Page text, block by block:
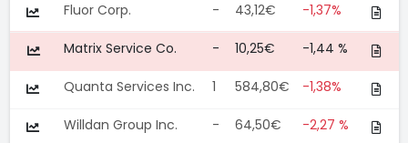
Fluor Corp. - 43,12€ -1,37%
Matrix Service Co. - 10,25€ -1,44 %
Quanta Services Inc. 1 584,80€ -1,38%
Willdan Group Inc. - 64,50€ -2,27 %